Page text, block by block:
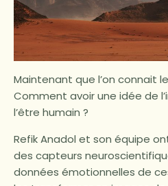
Maintenant que l’on connait
Comment avoir une idée de
l’être humain ?
Refik Anadol et son équipe
des capteurs
données émotionnelles de